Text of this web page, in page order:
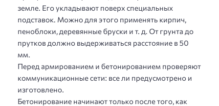
земле. Его укладывают поверх специальных
подставок. Можно для этого применять кирпич,
пеноблоки, деревянные бруски и т. д. От грунта до
прутков должно выдерживаться расстояние в 50
мм.
Перед армированием и бетонированием проверяют
коммуникационные сети: все ли предусмотрено и
изготовлено.
Бетонирование начинают только после того, как